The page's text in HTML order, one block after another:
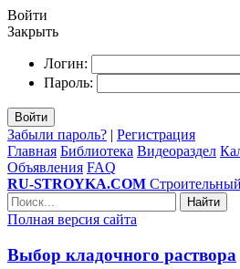
Войти
Закрыть
Логин:
Пароль:
Войти
Забыли пароль? | Регистрация
Главная Библиотека Видеораздел
Объявления FAQ
RU-STROYKA.COM
Найти
Полная версия сайта
Выбор кладочного раствора